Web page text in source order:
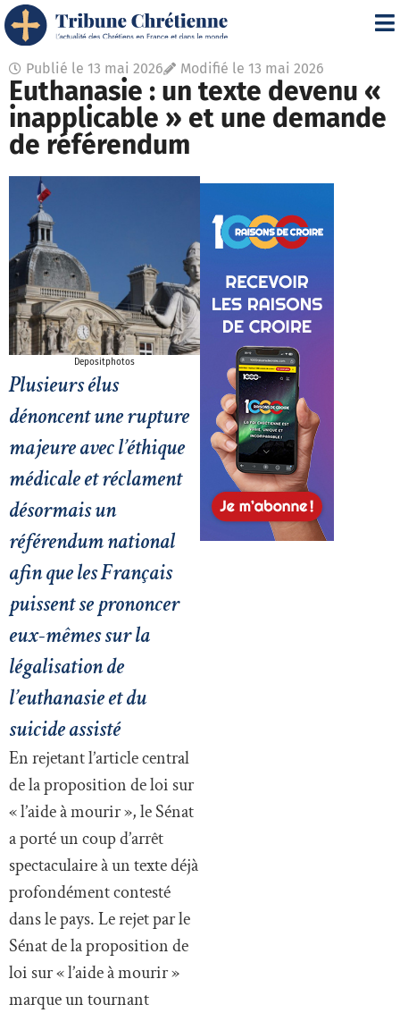
Publié le 13 mai 2026 Modifié le 13 mai 2026
Euthanasie : un texte devenu «
inapplicable » et une demande
de référendum
Depositphotos
Plusieurs élus
dénoncent une rupture
majeure avec l’éthique
médicale et réclament
désormais un
référendum national
afin que les Français
puissent se prononcer
eux-mêmes sur la
légalisation de
l’euthanasie et du
suicide assisté
En rejetant l’article central
de la proposition de loi sur
« l’aide à mourir », le Sénat
a porté un coup d’arrêt
spectaculaire à un texte déjà
profondément contesté
dans le pays. Le rejet par le
Sénat de la proposition de
loi sur « l’aide à mourir »
marque un tournant